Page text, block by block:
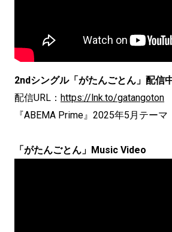
2ndシングル「がたんごとん」配信
配信URL： https://lnk.to/gatangoton
『ABEMA Prime』2025年5月テーマ
「がたんごとん」Music Video